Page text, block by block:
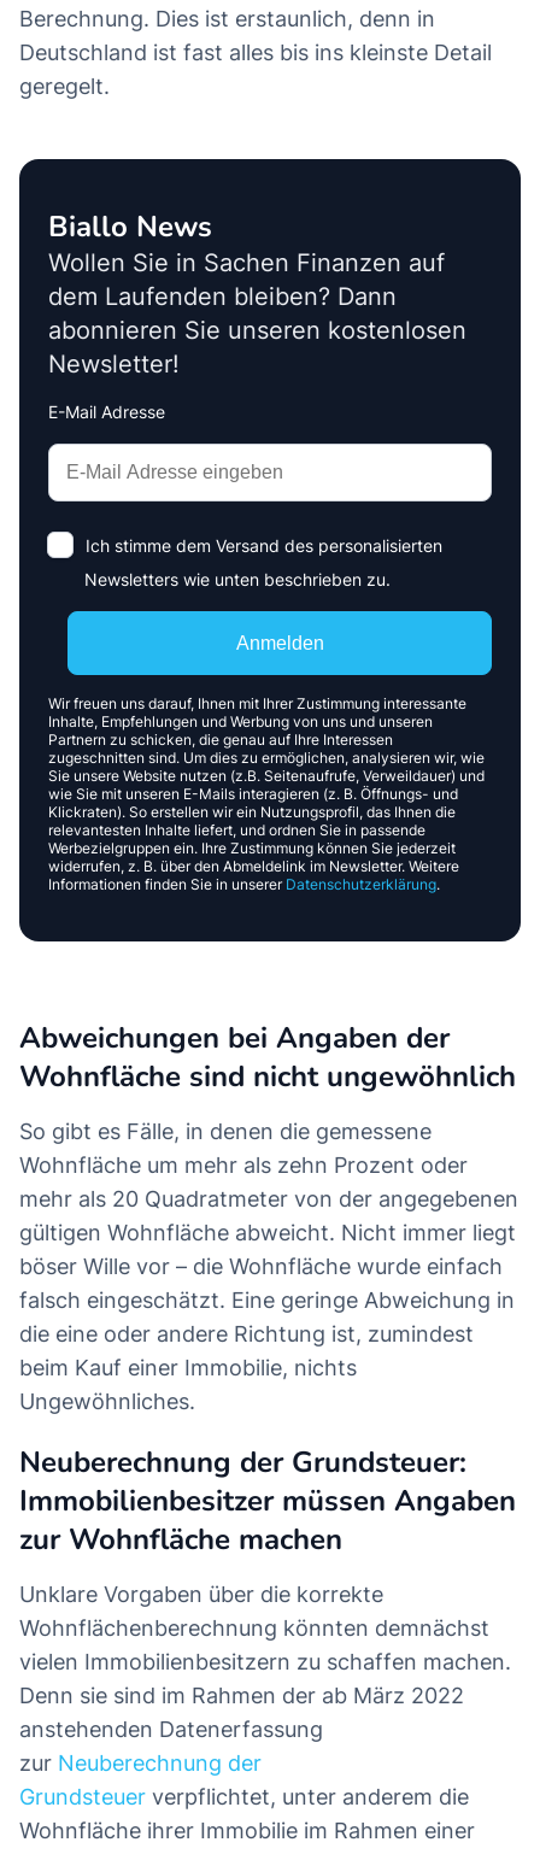
Berechnung. Dies ist erstaunlich, denn in
Deutschland ist fast alles bis ins kleinste Detail
geregelt.
Biallo News
Wollen Sie in Sachen Finanzen auf
dem Laufenden bleiben? Dann
abonnieren Sie unseren kostenlosen
Newsletter!
E-Mail Adresse
Interests
Amount
Anmelden
Ich stimme dem Versand des personalisierten
Newsletters wie unten beschrieben zu.
Wir freuen uns darauf, Ihnen mit Ihrer Zustimmung interessante
Inhalte, Empfehlungen und Werbung von uns und unseren
Partnern zu schicken, die genau auf Ihre Interessen
zugeschnitten sind. Um dies zu ermöglichen, analysieren wir, wie
Sie unsere Website nutzen (z.B. Seitenaufrufe, Verweildauer) und
wie Sie mit unseren E-Mails interagieren (z. B. Öffnungs- und
Klickraten). So erstellen wir ein Nutzungsprofil, das Ihnen die
relevantesten Inhalte liefert, und ordnen Sie in passende
Werbezielgruppen ein. Ihre Zustimmung können Sie jederzeit
widerrufen, z. B. über den Abmeldelink im Newsletter. Weitere
Informationen finden Sie in unserer Datenschutzerklärung.
Abweichungen bei Angaben der
Wohnfläche sind nicht ungewöhnlich
So gibt es Fälle, in denen die gemessene
Wohnfläche um mehr als zehn Prozent oder
mehr als 20 Quadratmeter von der angegebenen
gültigen Wohnfläche abweicht. Nicht immer liegt
böser Wille vor – die Wohnfläche wurde einfach
falsch eingeschätzt. Eine geringe Abweichung in
die eine oder andere Richtung ist, zumindest
beim Kauf einer Immobilie, nichts
Ungewöhnliches.
Neuberechnung der Grundsteuer:
Immobilienbesitzer müssen Angaben
zur Wohnfläche machen
Unklare Vorgaben über die korrekte
Wohnflächenberechnung könnten demnächst
vielen Immobilienbesitzern zu schaffen machen.
Denn sie sind im Rahmen der ab März 2022
anstehenden Datenerfassung
zur Neuberechnung der
Grundsteuer verpflichtet, unter anderem die
Wohnfläche ihrer Immobilie im Rahmen einer